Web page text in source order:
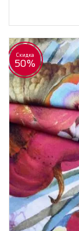
Скидка
50%